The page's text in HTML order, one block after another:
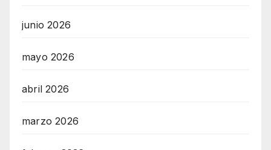
junio 2026
mayo 2026
abril 2026
marzo 2026